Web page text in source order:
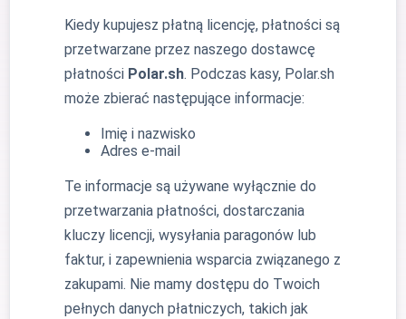
Kiedy kupujesz płatną licencję, płatności są
przetwarzane przez naszego dostawcę
płatności Polar.sh. Podczas kasy, Polar.sh
może zbierać następujące informacje:
Imię i nazwisko
Adres e-mail
Te informacje są używane wyłącznie do
przetwarzania płatności, dostarczania
kluczy licencji, wysyłania paragonów lub
faktur, i zapewnienia wsparcia związanego z
zakupami. Nie mamy dostępu do Twoich
pełnych danych płatniczych, takich jak